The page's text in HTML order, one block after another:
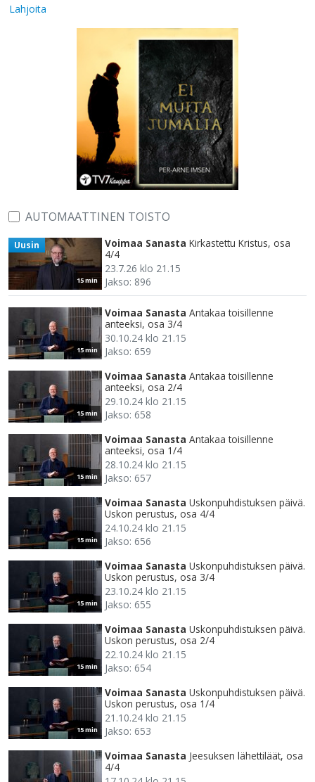
Lahjoita
AUTOMAATTINEN TOISTO
15 min
Uusin Voimaa Sanasta Kirkastettu Kristus, osa
4/4
23.7.26 klo 21.15
Jakso: 896
15 min
Voimaa Sanasta Antakaa toisillenne
anteeksi, osa 3/4
30.10.24 klo 21.15
Jakso: 659
15 min
Voimaa Sanasta Antakaa toisillenne
anteeksi, osa 2/4
29.10.24 klo 21.15
Jakso: 658
15 min
Voimaa Sanasta Antakaa toisillenne
anteeksi, osa 1/4
28.10.24 klo 21.15
Jakso: 657
15 min
Voimaa Sanasta Uskonpuhdistuksen päivä.
Uskon perustus, osa 4/4
24.10.24 klo 21.15
Jakso: 656
15 min
Voimaa Sanasta Uskonpuhdistuksen päivä.
Uskon perustus, osa 3/4
23.10.24 klo 21.15
Jakso: 655
15 min
Voimaa Sanasta Uskonpuhdistuksen päivä.
Uskon perustus, osa 2/4
22.10.24 klo 21.15
Jakso: 654
15 min
Voimaa Sanasta Uskonpuhdistuksen päivä.
Uskon perustus, osa 1/4
21.10.24 klo 21.15
Jakso: 653
Voimaa Sanasta Jeesuksen lähettiläät, osa
4/4